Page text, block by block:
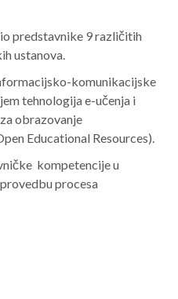
predstavnike 9 različitih
ustanova.
komunikacijske
tehnologija e-učenja i
obrazovanje
Educational Resources).
kompetencije u
procesa